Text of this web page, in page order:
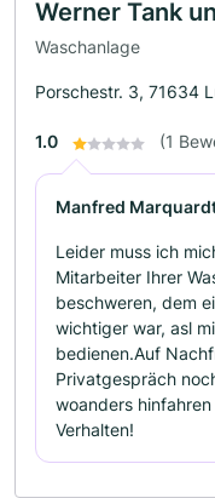
Werner Tank
Waschanlage
Porschestr. 3, 71634
1.0 (1
Manfred
Leider muss ich
Mitarbeiter Ihrer
beschweren, dem
wichtiger war, asl
bedienen.Auf
Privatgespräch
woanders
Verhalten!